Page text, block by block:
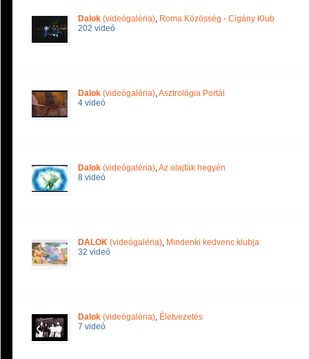
Dalok (videógaléria), Roma Közösség - Cigány Klub
202 videó
Dalok (videógaléria),Asztrológia Portál
4 videó
Dalok (videógaléria),Az olajfák hegyén
8 videó
DALOK (videógaléria), Mindenki kedvenc klubja
32 videó
Dalok (videógaléria), Életvezetés
7 videó